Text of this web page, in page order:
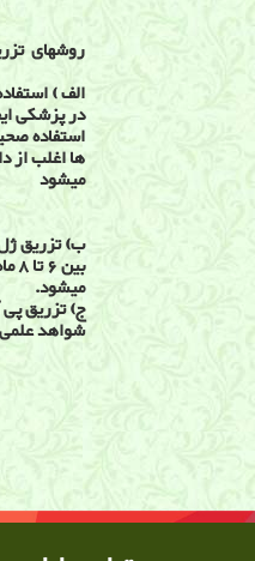
روشهای
الف )
در پزشکی
استفاده
ها اغلب از
میشود
ب) تزریق
میشود.
ج) تزریق
شواهد
تزریق های
اوزون
استروئید,